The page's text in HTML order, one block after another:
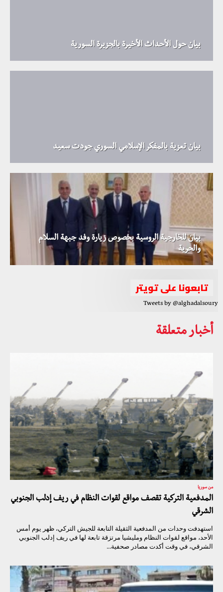
بيان حول الأحداث الأخيرة بالجزيرة السورية
بيان تعزية بالمفكر الإسلامي السوري جودت سعيد
بيان للخارجية الروسية بخصوص زيارة وفد جبهة السلام
والحرية
تابعونا على تويتر
Tweets by @alghadalsoury
أخبار متعلقة
من سوريا
المدفعية التركية تقصف مواقع لقوات النظام في ريف إدلب الجنوبي
الشرقي
استهدفت وحدات من المدفعية الثقيلة التابعة للجيش التركي، ظهر يوم أمس
الأحد، مواقع لقوات النظام ومليشيا مرتزقة تابعة لها في ريف إدلب الجنوبي
الشرقي، في وقت أكدت مصادر صحفية...